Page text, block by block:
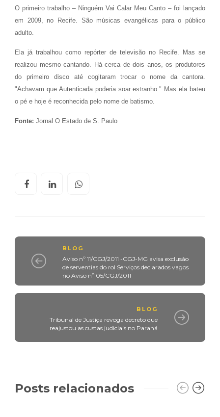
O primeiro trabalho – Ninguém Vai Calar Meu Canto – foi lançado
em 2009, no Recife. São músicas evangélicas para o público
adulto.
Ela já trabalhou como repórter de televisão no Recife. Mas se
realizou mesmo cantando. Há cerca de dois anos, os produtores
do primeiro disco até cogitaram trocar o nome da cantora.
"Achavam que Autenticada poderia soar estranho." Mas ela bateu
o pé e hoje é reconhecida pelo nome de batismo.
Fonte: Jornal O Estado de S. Paulo
BLOG
Aviso nº 11/CGJ/2011 -CGJ-MG avisa exclusão
de serventias do rol Serviços declarados vagos
no Aviso nº 05/CGJ/2011
BLOG
Tribunal de Justiça revoga decreto que
reajustou as custas judiciais no Paraná
Posts relacionados